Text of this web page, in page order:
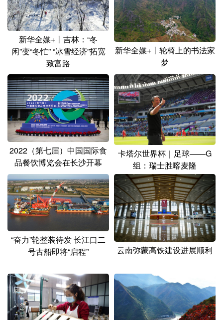
English Español Français عربى
Русский язык 日本語 한국어
新华全媒+丨吉林：“冬
闲”变“冬忙” “冰雪经济”拓宽
致富路
新华全媒+丨轮椅上的书法家
梦
2022（第七届）中国国际食
品餐饮博览会在长沙开幕
卡塔尔世界杯｜足球——G
组：瑞士胜喀麦隆
“奋力”轮整装待发 长江口二
号古船即将“启程”
云南弥蒙高铁建设进展顺利